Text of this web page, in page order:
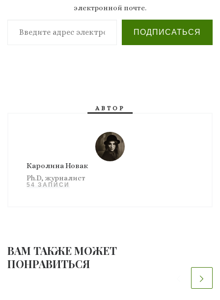
электронной почте.
Введите адрес электронной почты…
ПОДПИСАТЬСЯ
АВТОР
Каролина Новак
Ph.D, журналист
54 ЗАПИСИ
ВАМ ТАКЖЕ МОЖЕТ
ПОНРАВИТЬСЯ